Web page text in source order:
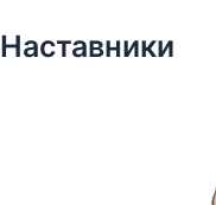
Наставники